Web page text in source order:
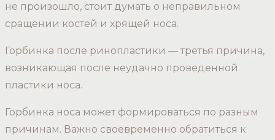
не произошло, стоит думать о неправильном
сращении костей и хрящей носа.
Горбинка после ринопластики — третья причина,
возникающая после неудачно проведенной
пластики носа.
Горбинка носа может формироваться по разным
причинам. Важно своевременно обратиться к